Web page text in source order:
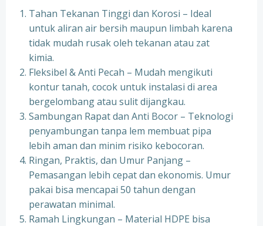
Tahan Tekanan Tinggi dan Korosi – Ideal
untuk aliran air bersih maupun limbah karena
tidak mudah rusak oleh tekanan atau zat
kimia.
Fleksibel & Anti Pecah – Mudah mengikuti
kontur tanah, cocok untuk instalasi di area
bergelombang atau sulit dijangkau.
Sambungan Rapat dan Anti Bocor – Teknologi
penyambungan tanpa lem membuat pipa
lebih aman dan minim risiko kebocoran.
Ringan, Praktis, dan Umur Panjang –
Pemasangan lebih cepat dan ekonomis. Umur
pakai bisa mencapai 50 tahun dengan
perawatan minimal.
Ramah Lingkungan – Material HDPE bisa